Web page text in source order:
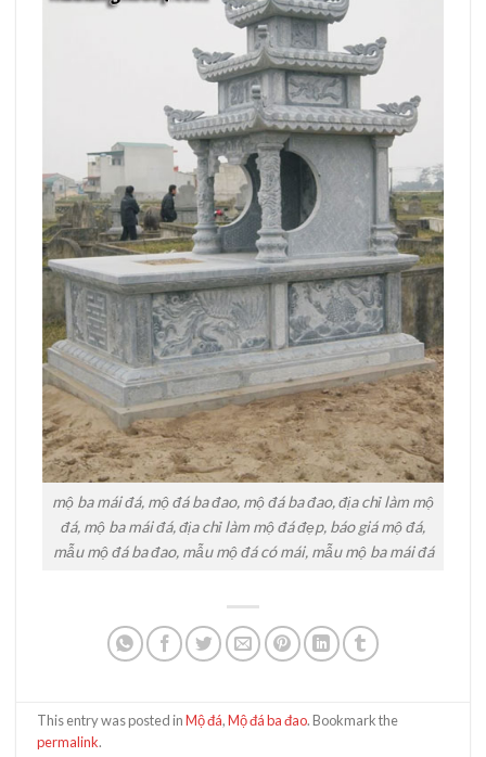
mộ ba mái đá, mộ đá ba đao, mộ đá ba đao, địa chỉ làm mộ
đá, mộ ba mái đá, địa chỉ làm mộ đá đẹp, báo giá mộ đá,
mẫu mộ đá ba đao, mẫu mộ đá có mái, mẫu mộ ba mái đá
This entry was posted inMộ đá,Mộ đá ba đao. Bookmark the
permalink.